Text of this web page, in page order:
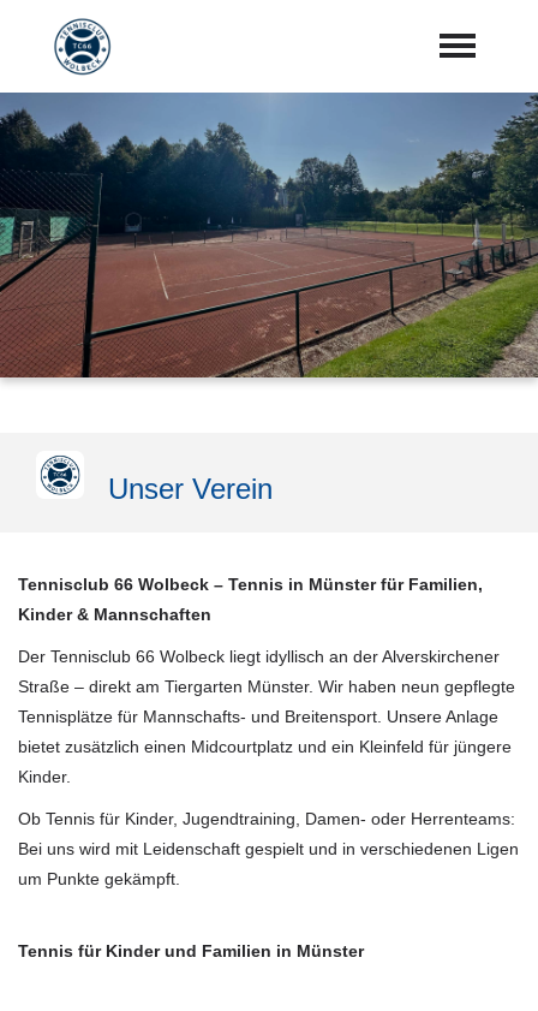
Startseite
Aktuelles
Vorstand
Training
Mannschaften
"Jetzt Mitglied werden"
Unser Verein
Tennisclub 66 Wolbeck – Tennis in Münster für Familien,
Kinder & Mannschaften
Der Tennisclub 66 Wolbeck liegt idyllisch an der Alverskirchener
Straße – direkt am Tiergarten Münster. Wir haben neun gepflegte
Tennisplätze für Mannschafts- und Breitensport. Unsere Anlage
bietet zusätzlich einen Midcourtplatz und ein Kleinfeld für jüngere
Kinder.
Ob Tennis für Kinder, Jugendtraining, Damen- oder Herrenteams:
Bei uns wird mit Leidenschaft gespielt und in verschiedenen Ligen
um Punkte gekämpft.
Tennis für Kinder und Familien in Münster